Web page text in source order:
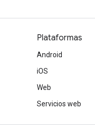
Plataformas
Android
iOS
Web
Servicios web